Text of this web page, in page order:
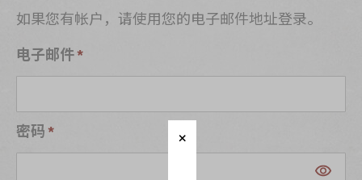
FRIENDS礼盒
所有产品
产品价目表
如果您有帐户，请使用您的电子邮件地址登录。
电子邮件
密码